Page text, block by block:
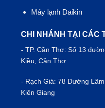
Máy lạnh Daikin
CHI NHÁNH TẠI CÁC
- TP.Cần Thơ: Số 13
Kiều, Cần Thơ.
- Rạch Giá: 78 Đường
Kiên Giang